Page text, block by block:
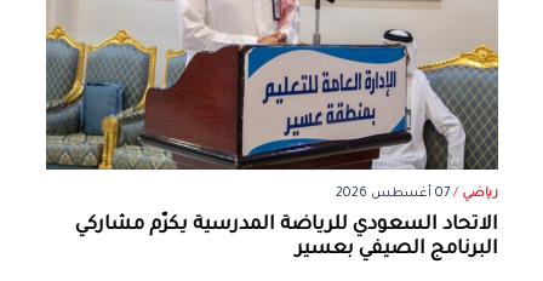
رياضي /07 أغسطس 2026
الاتحاد السعودي للرياضة المدرسية يكرّم مشاركي
البرنامج الصيفي بعسير